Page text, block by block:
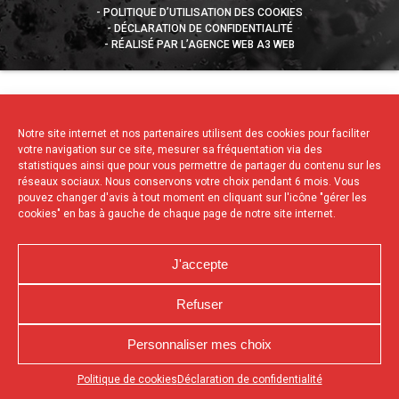
Notre site internet et nos partenaires utilisent des cookies pour faciliter
votre navigation sur ce site, mesurer sa fréquentation via des
statistiques ainsi que pour vous permettre de partager du contenu sur les
réseaux sociaux. Nous conservons votre choix pendant 6 mois. Vous
pouvez changer d'avis à tout moment en cliquant sur l'icône "gérer les
cookies" en bas à gauche de chaque page de notre site internet.
J'accepte
Refuser
Personnaliser mes choix
Politique de cookies Déclaration de confidentialité
Appuyez sur le bouton partager en bas de votre
POLITIQUE D’UTILISATION DES COOKIES
DÉCLARATION DE CONFIDENTIALITÉ
RÉALISÉ PAR L’AGENCE WEB A3 WEB